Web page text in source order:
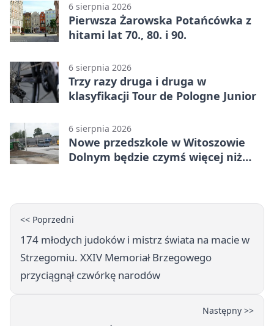
6 sierpnia 2026
Pierwsza Żarowska Potańcówka z
hitami lat 70., 80. i 90.
6 sierpnia 2026
Trzy razy druga i druga w
klasyfikacji Tour de Pologne Junior
6 sierpnia 2026
Nowe przedszkole w Witoszowie
Dolnym będzie czymś więcej niż
<< Poprzedni
174 młodych judoków i mistrz świata na macie w
Strzegomiu. XXIV Memoriał Brzegowego
przyciągnął czwórkę narodów
Następny >>